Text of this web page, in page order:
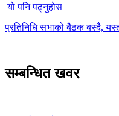
यो पनि पढ्नुहोस
प्रतिनिधि सभाको बैठक बस्दै,
सम्बन्धित खवर